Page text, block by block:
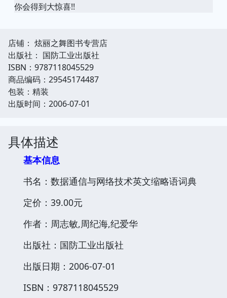
你会得到大惊喜!!
店铺： 炫丽之舞图书专营店
出版社： 国防工业出版社
ISBN：9787118045529
商品编码：29545174487
包装：精装
出版时间：2006-07-01
具体描述
基本信息
书名：数据通信与网络技术英文缩略语词典
定价：39.00元
作者：周志敏,周纪海,纪爱华
出版社：国防工业出版社
出版日期：2006-07-01
ISBN：9787118045529